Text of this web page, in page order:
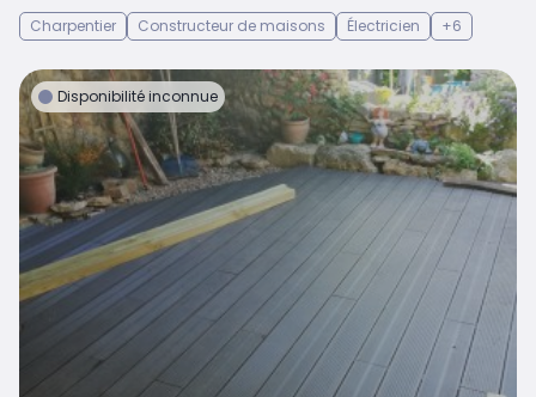
Charpentier
Constructeur de maisons Électricien +6
Disponibilité inconnue